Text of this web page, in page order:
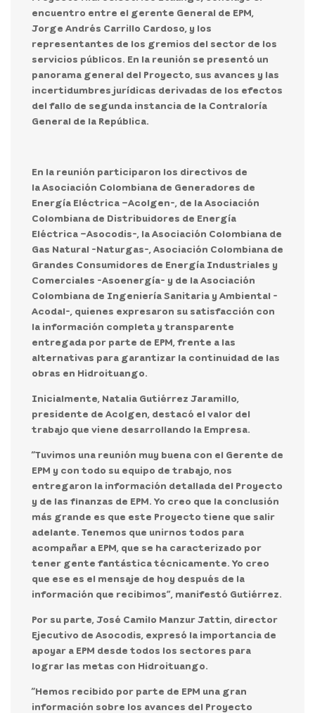
encuentro entre el gerente General de EPM,
Jorge Andrés Carrillo Cardoso, y los
representantes de los gremios del sector de los
servicios públicos. En la reunión se presentó un
panorama general del Proyecto, sus avances y las
incertidumbres jurídicas derivadas de los efectos
del fallo de segunda instancia de la Contraloría
General de la República.
En la reunión participaron los directivos de
laAsociación Colombiana de Generadores de
Energía Eléctrica –Acolgen-, de la Asociación
Colombiana de Distribuidores de Energía
Eléctrica –Asocodis-, la Asociación Colombiana de
Gas Natural -Naturgas-, Asociación Colombiana de
Grandes Consumidores de Energía Industriales y
Comerciales -Asoenergía- y de la Asociación
Colombiana de Ingeniería Sanitaria y Ambiental -
Acodal-, quienes expresaron su satisfacción con
la información completa y transparente
entregada por parte de EPM, frente a las
alternativas para garantizar la continuidad de las
obras en Hidroituango.
Inicialmente, Natalia Gutiérrez Jaramillo,
presidente de Acolgen, destacó el valor del
trabajo que viene desarrollando la Empresa.
“Tuvimos una reunión muy buena con el Gerente de
EPM y con todo su equipo de trabajo, nos
entregaron la información detallada del Proyecto
y de las finanzas de EPM. Yo creo que la conclusión
más grande es que este Proyecto tiene que salir
adelante. Tenemos que unirnos todos para
acompañar a EPM, que se ha caracterizado por
tener gente fantástica técnicamente. Yo creo
que ese es el mensaje de hoy después de la
información que recibimos”, manifestó Gutiérrez.
Por su parte, José Camilo Manzur Jattin, director
Ejecutivo de Asocodis, expresó la importancia de
apoyar a EPM desde todos los sectores para
lograr las metas con Hidroituango.
“Hemos recibido por parte de EPM una gran
información sobre los avances del Proyecto